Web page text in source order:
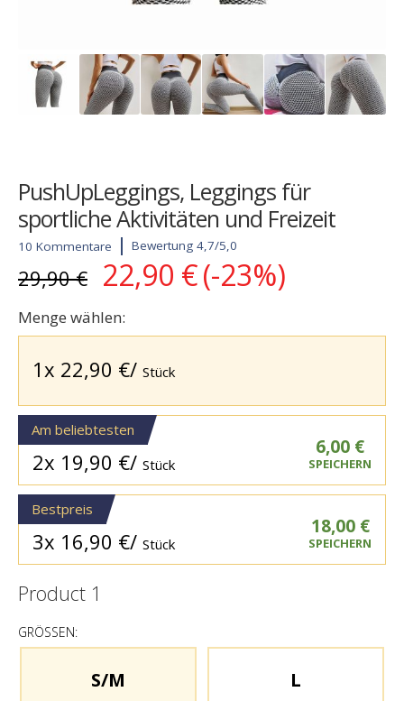
PushUpLeggings, Leggings für
sportliche Aktivitäten und Freizeit
10 Kommentare Bewertung 4,7/5,0
29,90€ 22,90 €(-23%)
Menge wählen:
1x 22,90 €/ Stück
Am beliebtesten
2x 19,90 €/ Stück
6,00 €
SPEICHERN
Bestpreis
3x 16,90 €/ Stück
18,00 €
SPEICHERN
Product 1
GRÖSSEN:
S/M L